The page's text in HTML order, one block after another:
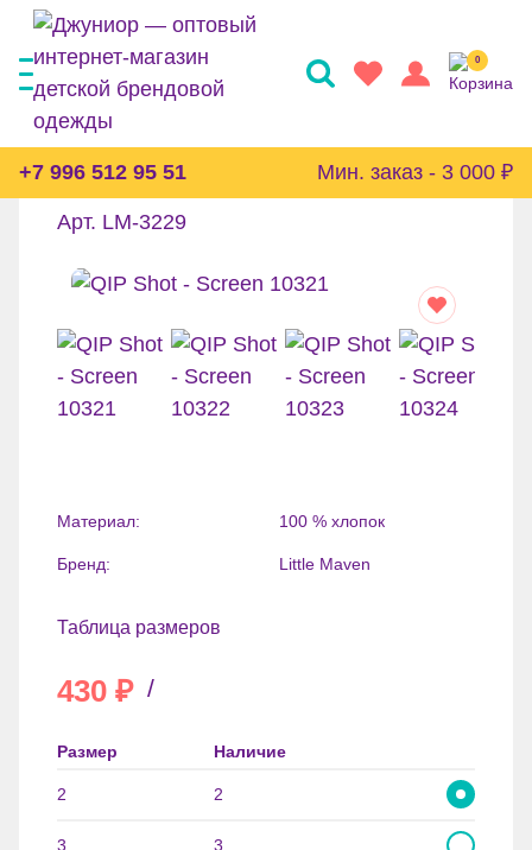
0
+7 996 512 95 51 Мин. заказ - 3 000 ₽
Платье Little Maven
Арт. LM-3229
Материал: 100 % хлопок
Бренд: Little Maven
Таблица размеров
430 ₽ /
Размер Наличие
2 2
3 3